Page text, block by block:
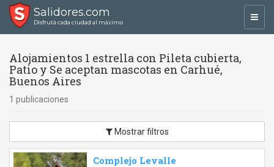
Salidores.com
Disfrutá cada ciudad al máximo
Alojamientos 1 estrella con Pileta cubierta,
Patio y Se aceptan mascotas en Carhué,
Buenos Aires
1 publicaciones
Mostrar filtros
Complejo Levalle